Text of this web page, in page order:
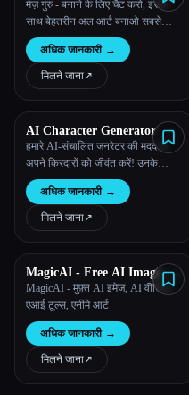
मेज़ गुरु - बनाने के लिए चैट करो, इसके
साथ बेहतरीन अल आर्ट बनाओ सबसे
अच्छे मॉडल
अधिक जानकारी →
मिलने जाना↗︎
AI Character Generator
हमारे AI-संचालित जनरेटर की मदद से
अपने किरदारों को जीवंत करें! उनके
व्यक्तित्व, रूप और कौशल के बारे में बताइए
और हमारा एडवांस सिस्टम तुम्हारे अनोखे
चरित्र को दर्शाने वाली कस्टम इमेज तैयार
करेगा।
अधिक जानकारी →
मिलने जाना↗︎
MagicAI - Free AI Image, AI
Video, AI Tools, Anime Art
MagicAI - मुफ़्त AI इमेज, AI वीडियो,
एआई टूल्स, एनीमे आर्ट
अधिक जानकारी →
मिलने जाना↗︎